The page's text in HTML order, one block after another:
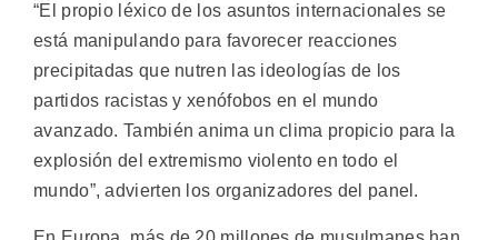
“El propio léxico de los asuntos internacionales se
está manipulando para favorecer reacciones
precipitadas que nutren las ideologías de los
partidos racistas y xenófobos en el mundo
avanzado. También anima un clima propicio para la
explosión del extremismo violento en todo el
mundo”, advierten los organizadores del panel.